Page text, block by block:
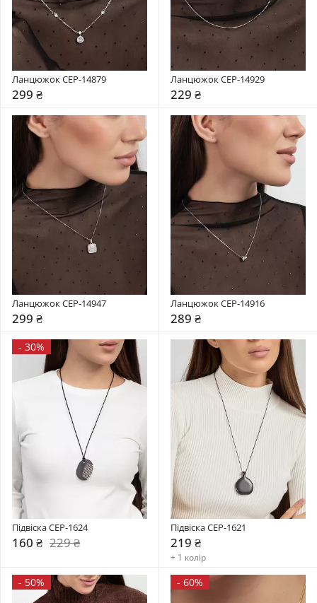
Ланцюжок CEP-14879
299 ₴
Ланцюжок CEP-14929
229 ₴
Ланцюжок CEP-14947
299 ₴
Ланцюжок CEP-14916
289 ₴
- 30%
Підвіска CEP-1624
160 ₴ 229 ₴
Підвіска CEP-1621
219 ₴
+ 1 колір
- 50% - 60%